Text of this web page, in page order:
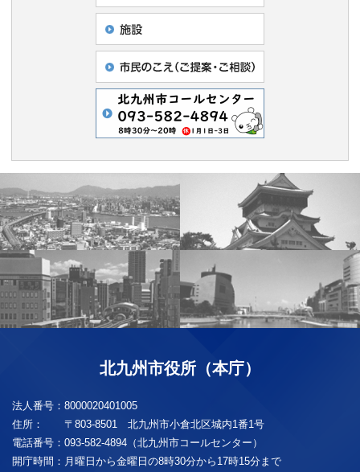
北九州市役所（本庁）
法人番号： 8000020401005
住所：
〒803-8501 北九州市小倉北区城内1番1号
電話番号： 093-582-4894（北九州市コールセンター）
開庁時間： 月曜日から金曜日の8時30分から17時15分まで